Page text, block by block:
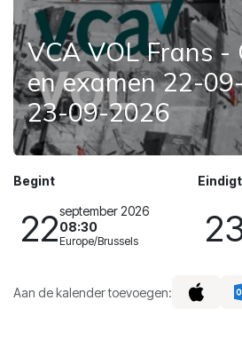
VCA VOL Frans -
en examen 22-
23-09-2026
Begint
22september 2026
08:30
Europe/Brussels
Eindigt
Aan de kalender toevoegen: